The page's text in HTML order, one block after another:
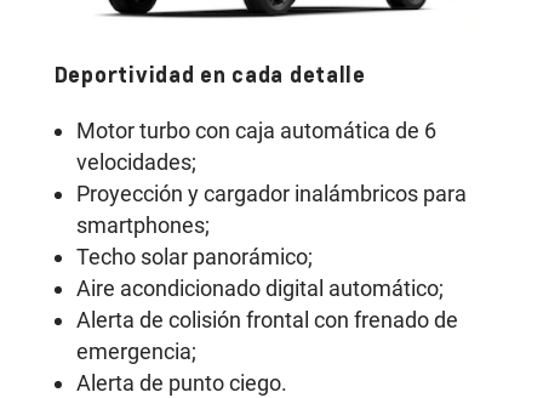
Deportividad en cada detalle
Motor turbo con caja automática de 6
velocidades;
Proyección y cargador inalámbricos para
smartphones;
Techo solar panorámico;
Aire acondicionado digital automático;
Alerta de colisión frontal con frenado de
emergencia;
Alerta de punto ciego.